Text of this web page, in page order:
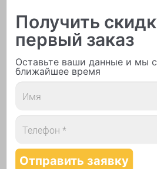
Печать логотипа
Арки и гирлянды из шаров
Получить
первый заказ
Оставьте ваши данные и мы
ближайшее время